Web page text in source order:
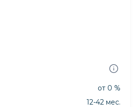
от 0 %
12-42 мес.